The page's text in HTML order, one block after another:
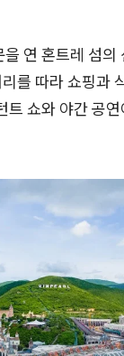
연 혼트레 섬의
를 따라 쇼핑과
트 쇼와 야간 공